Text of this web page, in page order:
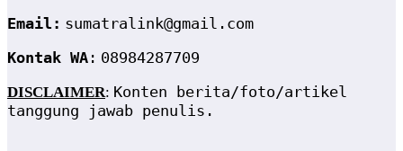
Email: sumatralink@gmail.com
Kontak WA : 08984287709
DISCLAIMER: Konten berita/foto/artikel
tanggung jawab penulis.